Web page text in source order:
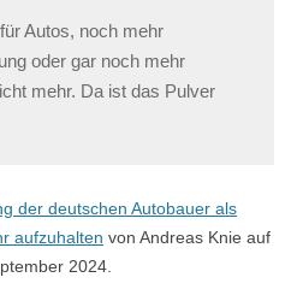
Autos, noch mehr
oder gar noch mehr
mehr. Da ist das Pulver
der deutschen Autobauer als
aufzuhalten von Andreas Knie auf
2024.